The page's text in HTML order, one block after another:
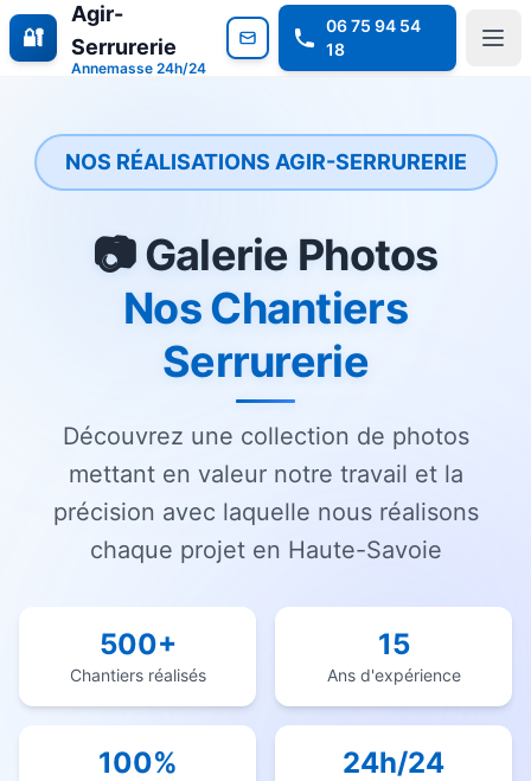
🔐
Agir-
Serrurerie
Annemasse 24h/24
06 75 94 54
18
NOS RÉALISATIONS AGIR-SERRURERIE
📷 Galerie Photos
Nos Chantiers
Serrurerie
Découvrez une collection de photos
mettant en valeur notre travail et la
précision avec laquelle nous réalisons
chaque projet en Haute-Savoie
500+
Chantiers réalisés
15
Ans d'expérience
100% 24h/24